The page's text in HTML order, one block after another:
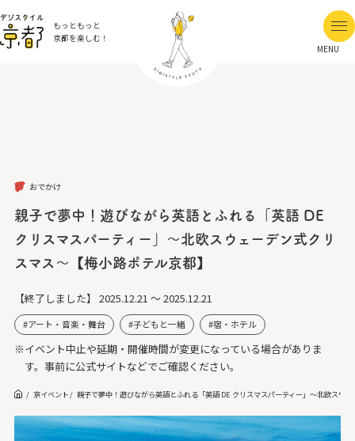
もっともっと
京都を楽しむ！
MENU
おでかけ
親子で夢中！遊びながら英語とふれる「英語 DE
クリスマスパーティー」～北欧スウェーデン式クリ
スマス～【梅小路ポテル京都】
【終了しました】 2025.12.21 ～ 2025.12.21
アート・音楽・舞台 子どもと一緒 宿・ホテル
※イベント中止や延期・開催時間が変更になっている場合がありま
す。事前に公式サイトなどでご確認ください。
京イベント 親子で夢中！遊びながら英語とふれる「英語 DE クリスマスパーティー」～北欧スウ